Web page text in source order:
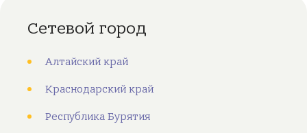
Сетевой город
Алтайский край
Краснодарский край
Республика Бурятия